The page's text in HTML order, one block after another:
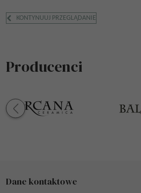
KONTYNUUJ PRZEGLĄDANIE
Producenci
Dane kontaktowe